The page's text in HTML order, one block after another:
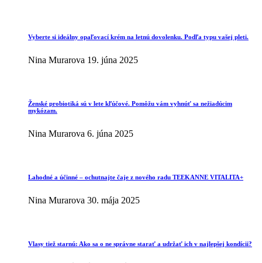
Vyberte si ideálny opaľovací krém na letnú dovolenku. Podľa typu vašej pleti.
Nina Murarova 19. júna 2025
Ženské probiotiká sú v lete kľúčové. Pomôžu vám vyhnúť sa nežiadúcim
mykózam.
Nina Murarova 6. júna 2025
Lahodné a účinné – ochutnajte čaje z nového radu TEEKANNE VITALITA+
Nina Murarova 30. mája 2025
Vlasy tiež starnú: Ako sa o ne správne starať a udržať ich v najlepšej kondícii?